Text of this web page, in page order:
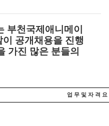
부천국제애니메이
공개채용을 진행
가진 많은 분들의
업 무 및 자 격 요